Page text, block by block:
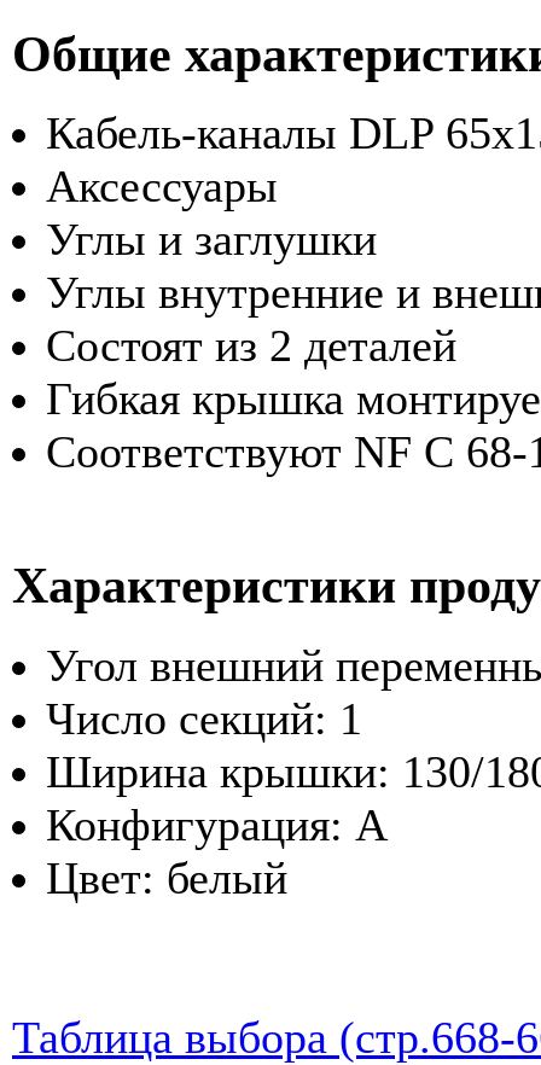
Общие
Кабель-каналы DLP
Аксессуары
Углы и заглушки
Углы внутренние и
Состоят из 2 деталей
Гибкая крышка
Соответствуют NF C 68-
Характеристики
Угол внешний
Число секций: 1
Ширина крышки: 130/
Конфигурация: A
Цвет: белый
Таблица выбора (стр.668-